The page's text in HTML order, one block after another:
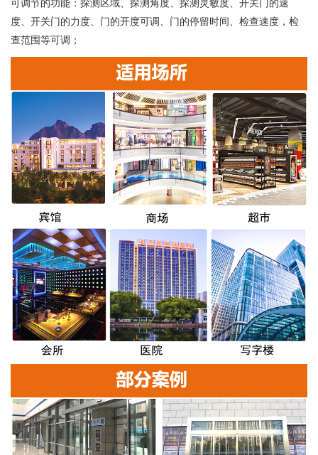
可调节的功能：探测区域、探测角度、探测灵敏度、开关门的速
度、开关门的力度、门的开度可调、门的停留时间、检查速度，检
查范围等可调；